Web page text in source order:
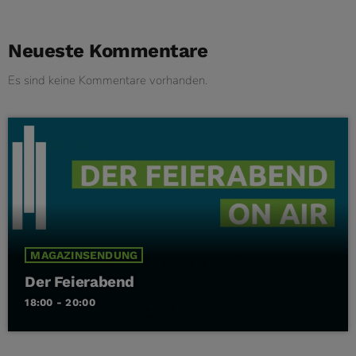
Neueste Kommentare
Es sind keine Kommentare vorhanden.
MAGAZINSENDUNG
Der Feierabend
18:00 - 20:00